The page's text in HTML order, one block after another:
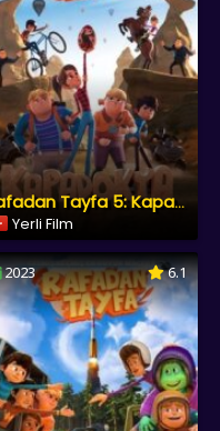
Rafadan Tayfa 5: Kapadokya
Yerli Film
2023 6.1